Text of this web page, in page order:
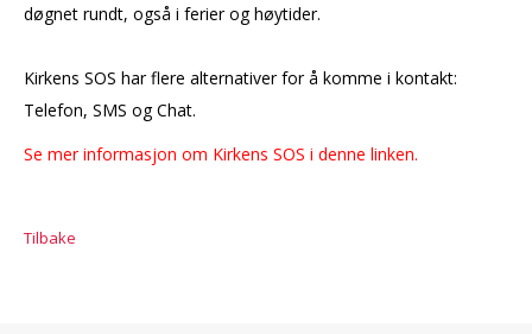
døgnet rundt, også i ferier og høytider.
Kirkens SOS har flere alternativer for å komme i kontakt:
Telefon, SMS og Chat.
Se mer informasjon om Kirkens SOS i denne linken.
Tilbake